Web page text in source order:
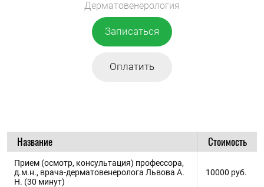
Дерматовенерология
Записаться
Оплатить
Название Стоимость
Прием (осмотр, консультация) профессора,
д.м.н., врача-дерматовенеролога Львова А.
Н. (30 минут)
10000 руб.